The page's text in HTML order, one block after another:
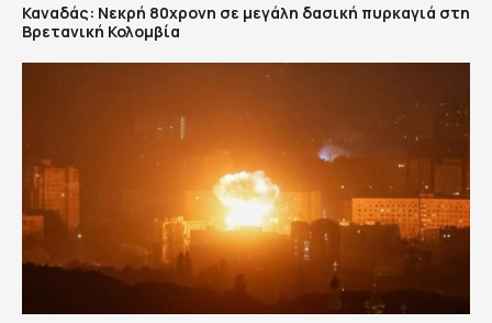
Καναδάς: Nεκρή 80χρονη σε μεγάλη δασική πυρκαγιά στη
Βρετανική Κολομβία